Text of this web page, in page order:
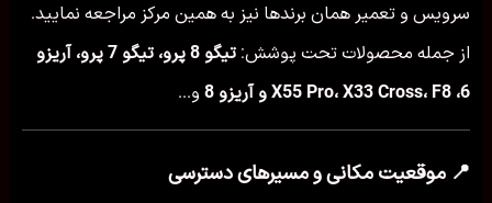
سرویس و تعمیر همان برندها نیز به همین مرکز مراجعه نمایید.
از جمله محصولات تحت پوشش:
تیگو 8 پرو، تیگو 7 پرو، آریزو
6، X55 Pro، X33 Cross، F8 و آریزو 8
و...
📍 موقعیت مکانی و مسیرهای دسترسی